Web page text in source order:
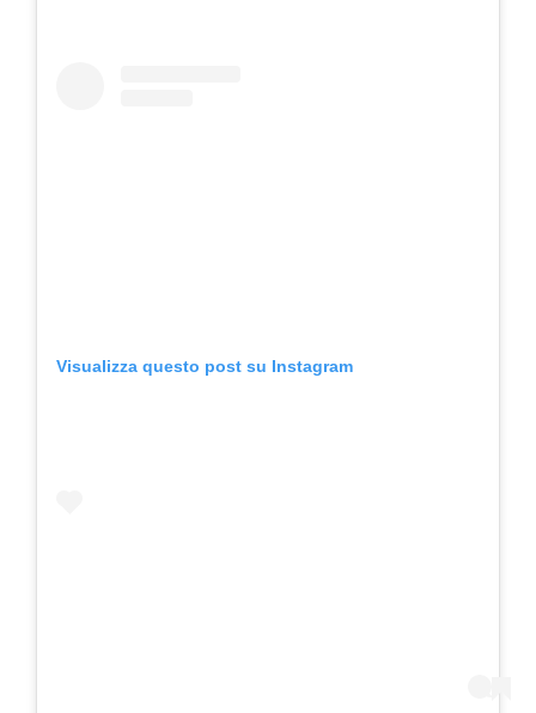
Visualizza questo post su Instagram